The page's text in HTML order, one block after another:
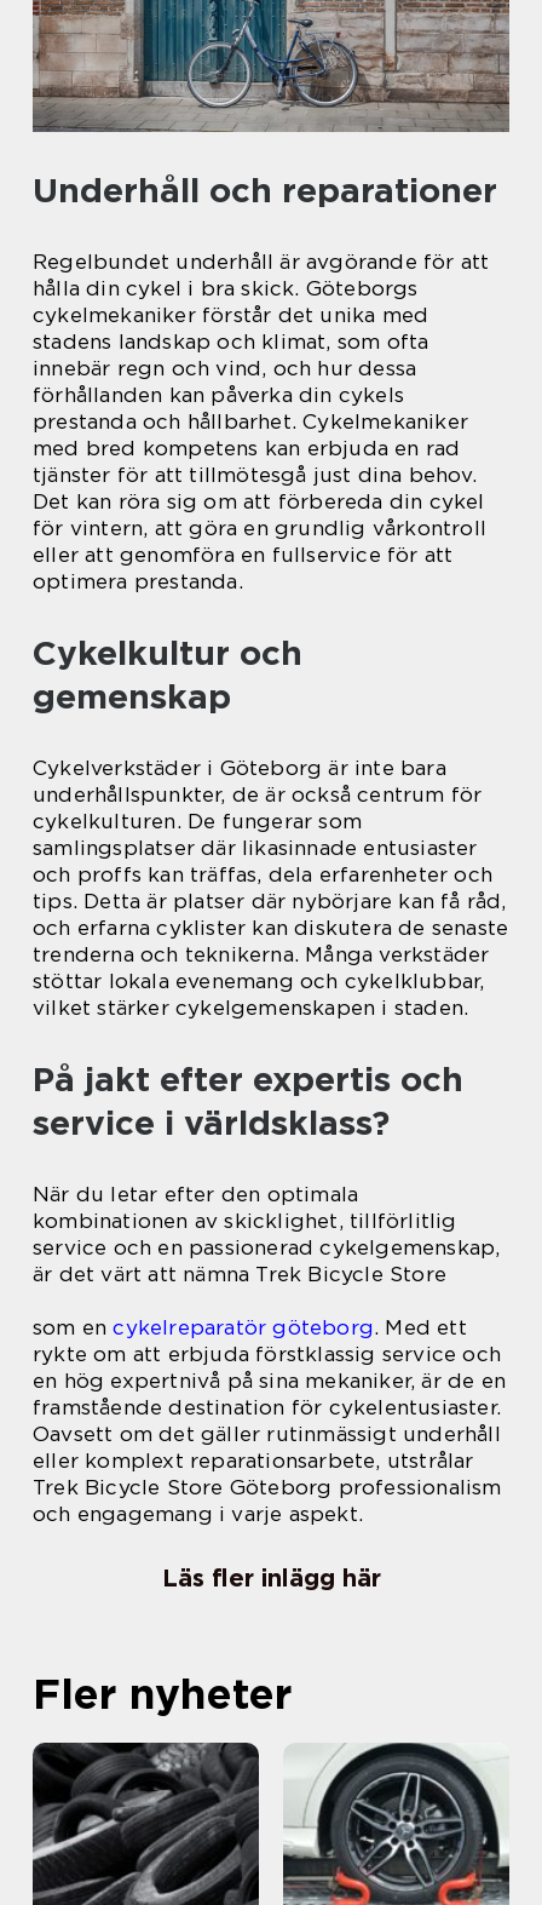
Underhåll och reparationer
Regelbundet underhåll är avgörande för att
hålla din cykel i bra skick. Göteborgs
cykelmekaniker förstår det unika med
stadens landskap och klimat, som ofta
innebär regn och vind, och hur dessa
förhållanden kan påverka din cykels
prestanda och hållbarhet. Cykelmekaniker
med bred kompetens kan erbjuda en rad
tjänster för att tillmötesgå just dina behov.
Det kan röra sig om att förbereda din cykel
för vintern, att göra en grundlig vårkontroll
eller att genomföra en fullservice för att
optimera prestanda.
Cykelkultur och
gemenskap
Cykelverkstäder i Göteborg är inte bara
underhållspunkter, de är också centrum för
cykelkulturen. De fungerar som
samlingsplatser där likasinnade entusiaster
och proffs kan träffas, dela erfarenheter och
tips. Detta är platser där nybörjare kan få råd,
och erfarna cyklister kan diskutera de senaste
trenderna och teknikerna. Många verkstäder
stöttar lokala evenemang och cykelklubbar,
vilket stärker cykelgemenskapen i staden.
På jakt efter expertis och
service i världsklass?
När du letar efter den optimala
kombinationen av skicklighet, tillförlitlig
service och en passionerad cykelgemenskap,
är det värt att nämna Trek Bicycle Store
som encykelreparatör göteborg. Med ett
rykte om att erbjuda förstklassig service och
en hög expertnivå på sina mekaniker, är de en
framstående destination för cykelentusiaster.
Oavsett om det gäller rutinmässigt underhåll
eller komplext reparationsarbete, utstrålar
Trek Bicycle Store Göteborg professionalism
och engagemang i varje aspekt.
Läs fler inlägg här
Fler nyheter